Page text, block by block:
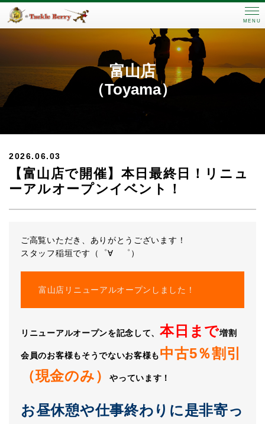
MENU
富山店
（Toyama）
2026.06.03
【富山店で開催】本日最終日！リニュ
ーアルオープンイベント！
ご高覧いただき、ありがとうございます！
スタッフ稲垣です（゜∀ ゜）
富山店リニューアルオープンしました！
リニューアルオープンを記念して、本日まで増割
会員のお客様もそうでないお客様も中古5％割引
（現金のみ）やっています！
お昼休憩や仕事終わりに是非寄っ